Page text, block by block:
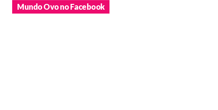
Mundo Ovo no Facebook